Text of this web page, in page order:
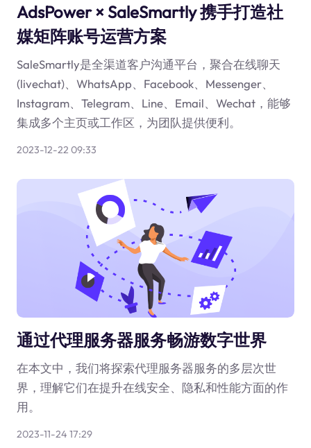
AdsPower × SaleSmartly 携手打造社
媒矩阵账号运营方案
SaleSmartly是全渠道客户沟通平台，聚合在线聊天
(livechat)、WhatsApp、Facebook、Messenger、
Instagram、Telegram、Line、Email、Wechat，能够
集成多个主页或工作区，为团队提供便利。
2023-12-22 09:33
通过代理服务器服务畅游数字世界
在本文中，我们将探索代理服务器服务的多层次世
界，理解它们在提升在线安全、隐私和性能方面的作
用。
2023-11-24 17:29